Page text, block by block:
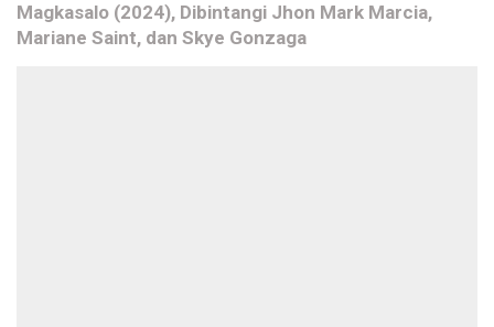
Magkasalo (2024), Dibintangi Jhon Mark Marcia,
Mariane Saint, dan Skye Gonzaga